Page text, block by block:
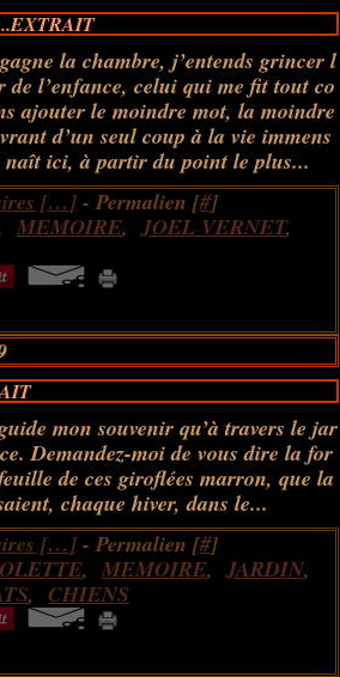
la chambre, j’entends grincer l
de l’enfance, celui qui me fit tout co
ajouter le moindre mot, la moindre
d’un seul coup à la vie immens
naît ici, à partir du point le plus...
[…]- Permalien [#]
MEMOIRE,JOEL VERNET,
mon souvenir qu’à travers le jar
Demandez-moi de vous dire la for
de ces giroflées marron, que la
chaque hiver, dans le...
[…]- Permalien [#]
, MEMOIRE,JARDIN,
, CHIENS